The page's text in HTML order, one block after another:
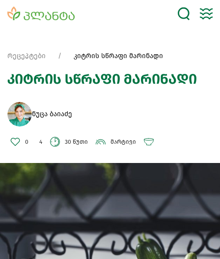
რეცეპტები კიტრის სწრაფი მარინადი
კიტრის სწრაფი მარინადი
ნუცა ბაიაძე
0 4 30 წუთი მარტივი